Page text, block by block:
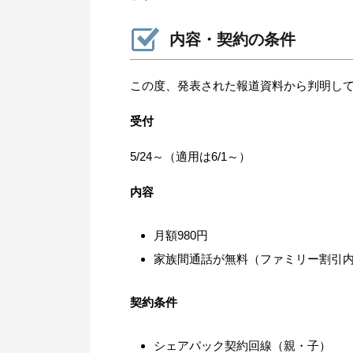
内容・契約の条件
この度、発表された報道資料から判明し
受付
5/24～（適用は6/1～）
内容
月額980円
家族間通話が無料（ファミリー割引内
契約条件
シェアパック契約回線（親・子）